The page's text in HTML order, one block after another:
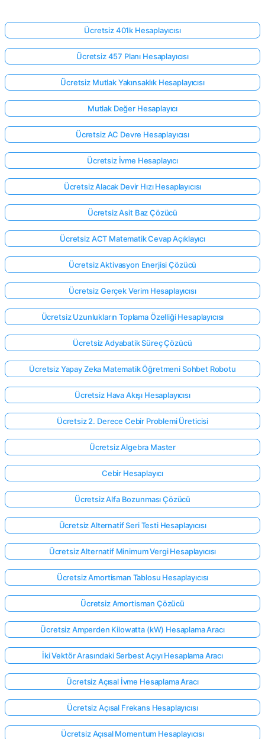
Ücretsiz 401k Hesaplayıcısı
Ücretsiz 457 Planı Hesaplayıcısı
Ücretsiz Mutlak Yakınsaklık Hesaplayıcısı
Mutlak Değer Hesaplayıcı
Ücretsiz AC Devre Hesaplayıcısı
Ücretsiz İvme Hesaplayıcı
Ücretsiz Alacak Devir Hızı Hesaplayıcısı
Ücretsiz Asit Baz Çözücü
Ücretsiz ACT Matematik Cevap Açıklayıcı
Ücretsiz Aktivasyon Enerjisi Çözücü
Ücretsiz Gerçek Verim Hesaplayıcısı
Ücretsiz Uzunlukların Toplama Özelliği Hesaplayıcısı
Ücretsiz Adyabatik Süreç Çözücü
Ücretsiz Yapay Zeka Matematik Öğretmeni Sohbet Robotu
Ücretsiz Hava Akışı Hesaplayıcısı
Ücretsiz 2. Derece Cebir Problemi Üreticisi
Ücretsiz Algebra Master
Cebir Hesaplayıcı
Ücretsiz Alfa Bozunması Çözücü
Ücretsiz Alternatif Seri Testi Hesaplayıcısı
Ücretsiz Alternatif Minimum Vergi Hesaplayıcısı
Ücretsiz Amortisman Tablosu Hesaplayıcısı
Ücretsiz Amortisman Çözücü
Ücretsiz Amperden Kilowatta (kW) Hesaplama Aracı
İki Vektör Arasındaki Serbest Açıyı Hesaplama Aracı
Ücretsiz Açısal İvme Hesaplama Aracı
Ücretsiz Açısal Frekans Hesaplayıcısı
Ücretsiz Açısal Momentum Hesaplayıcısı